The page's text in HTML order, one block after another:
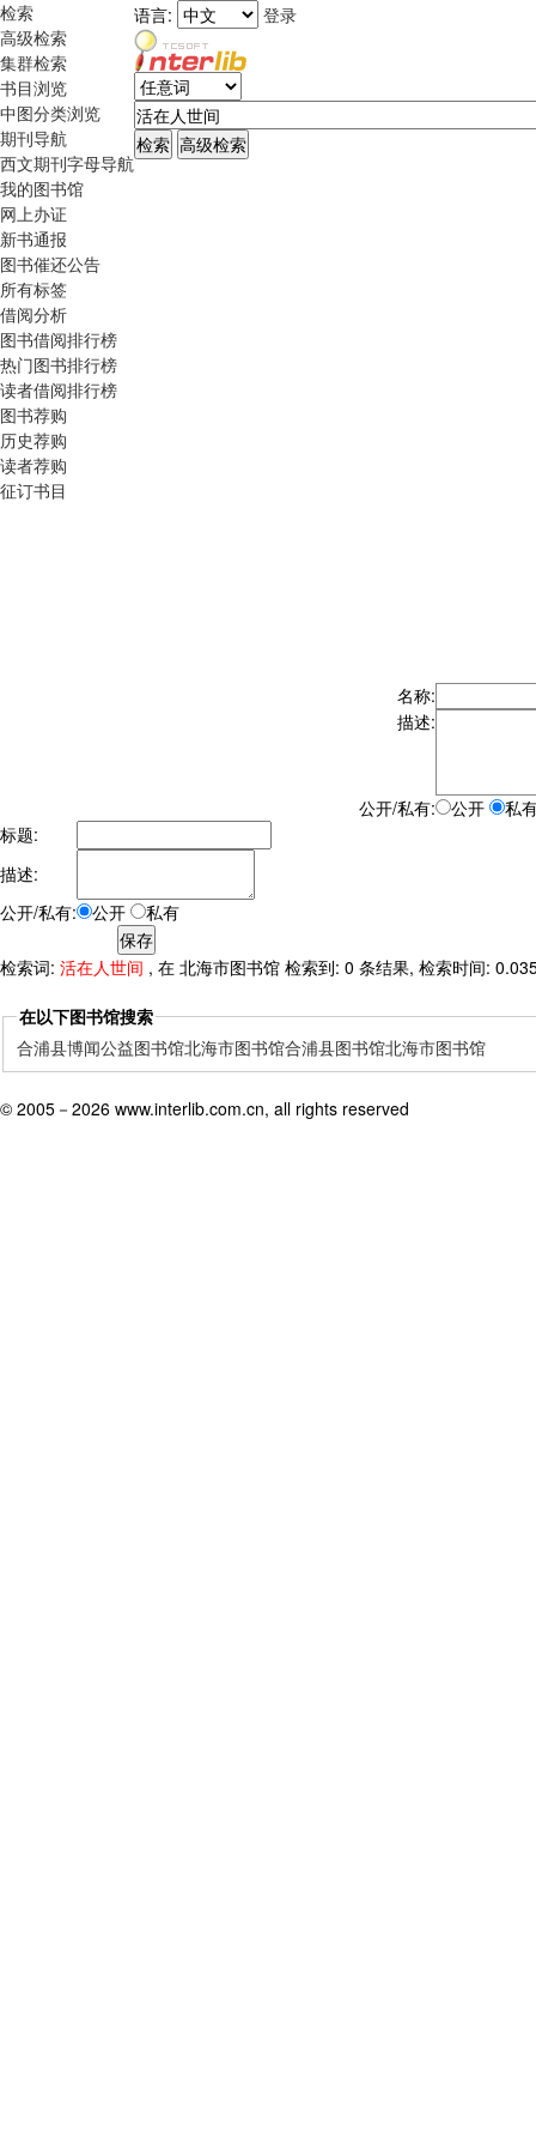
检索
高级检索
集群检索
书目浏览
中图分类浏览
期刊导航
西文期刊字母导航
我的图书馆
网上办证
新书通报
图书催还公告
所有标签
借阅分析
图书借阅排行榜
热门图书排行榜
读者借阅排行榜
图书荐购
历史荐购
读者荐购
征订书目
语言: 登录
名称:
描述:
公开/私有: 公开
私
标题:
描述:
公开/私有:
公开 私有
检索词: 活在人世间 , 在 北海市图书馆 检索到: 0 条结果, 检索时间:
在以下图书馆搜索
合浦县博闻公益图书馆北海市图书馆合浦县图书馆北海市图书馆
© 2005－ 2026 www.interlib.com.cn, all rights reserved